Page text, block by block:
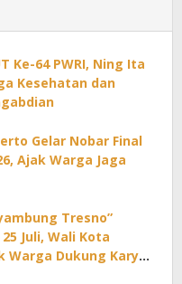
Ke-64 PWRI, Ning Ita
Kesehatan dan
Gelar Nobar Final
Ajak Warga Jaga
Tresno”
Juli, Wali Kota
Warga Dukung Karya